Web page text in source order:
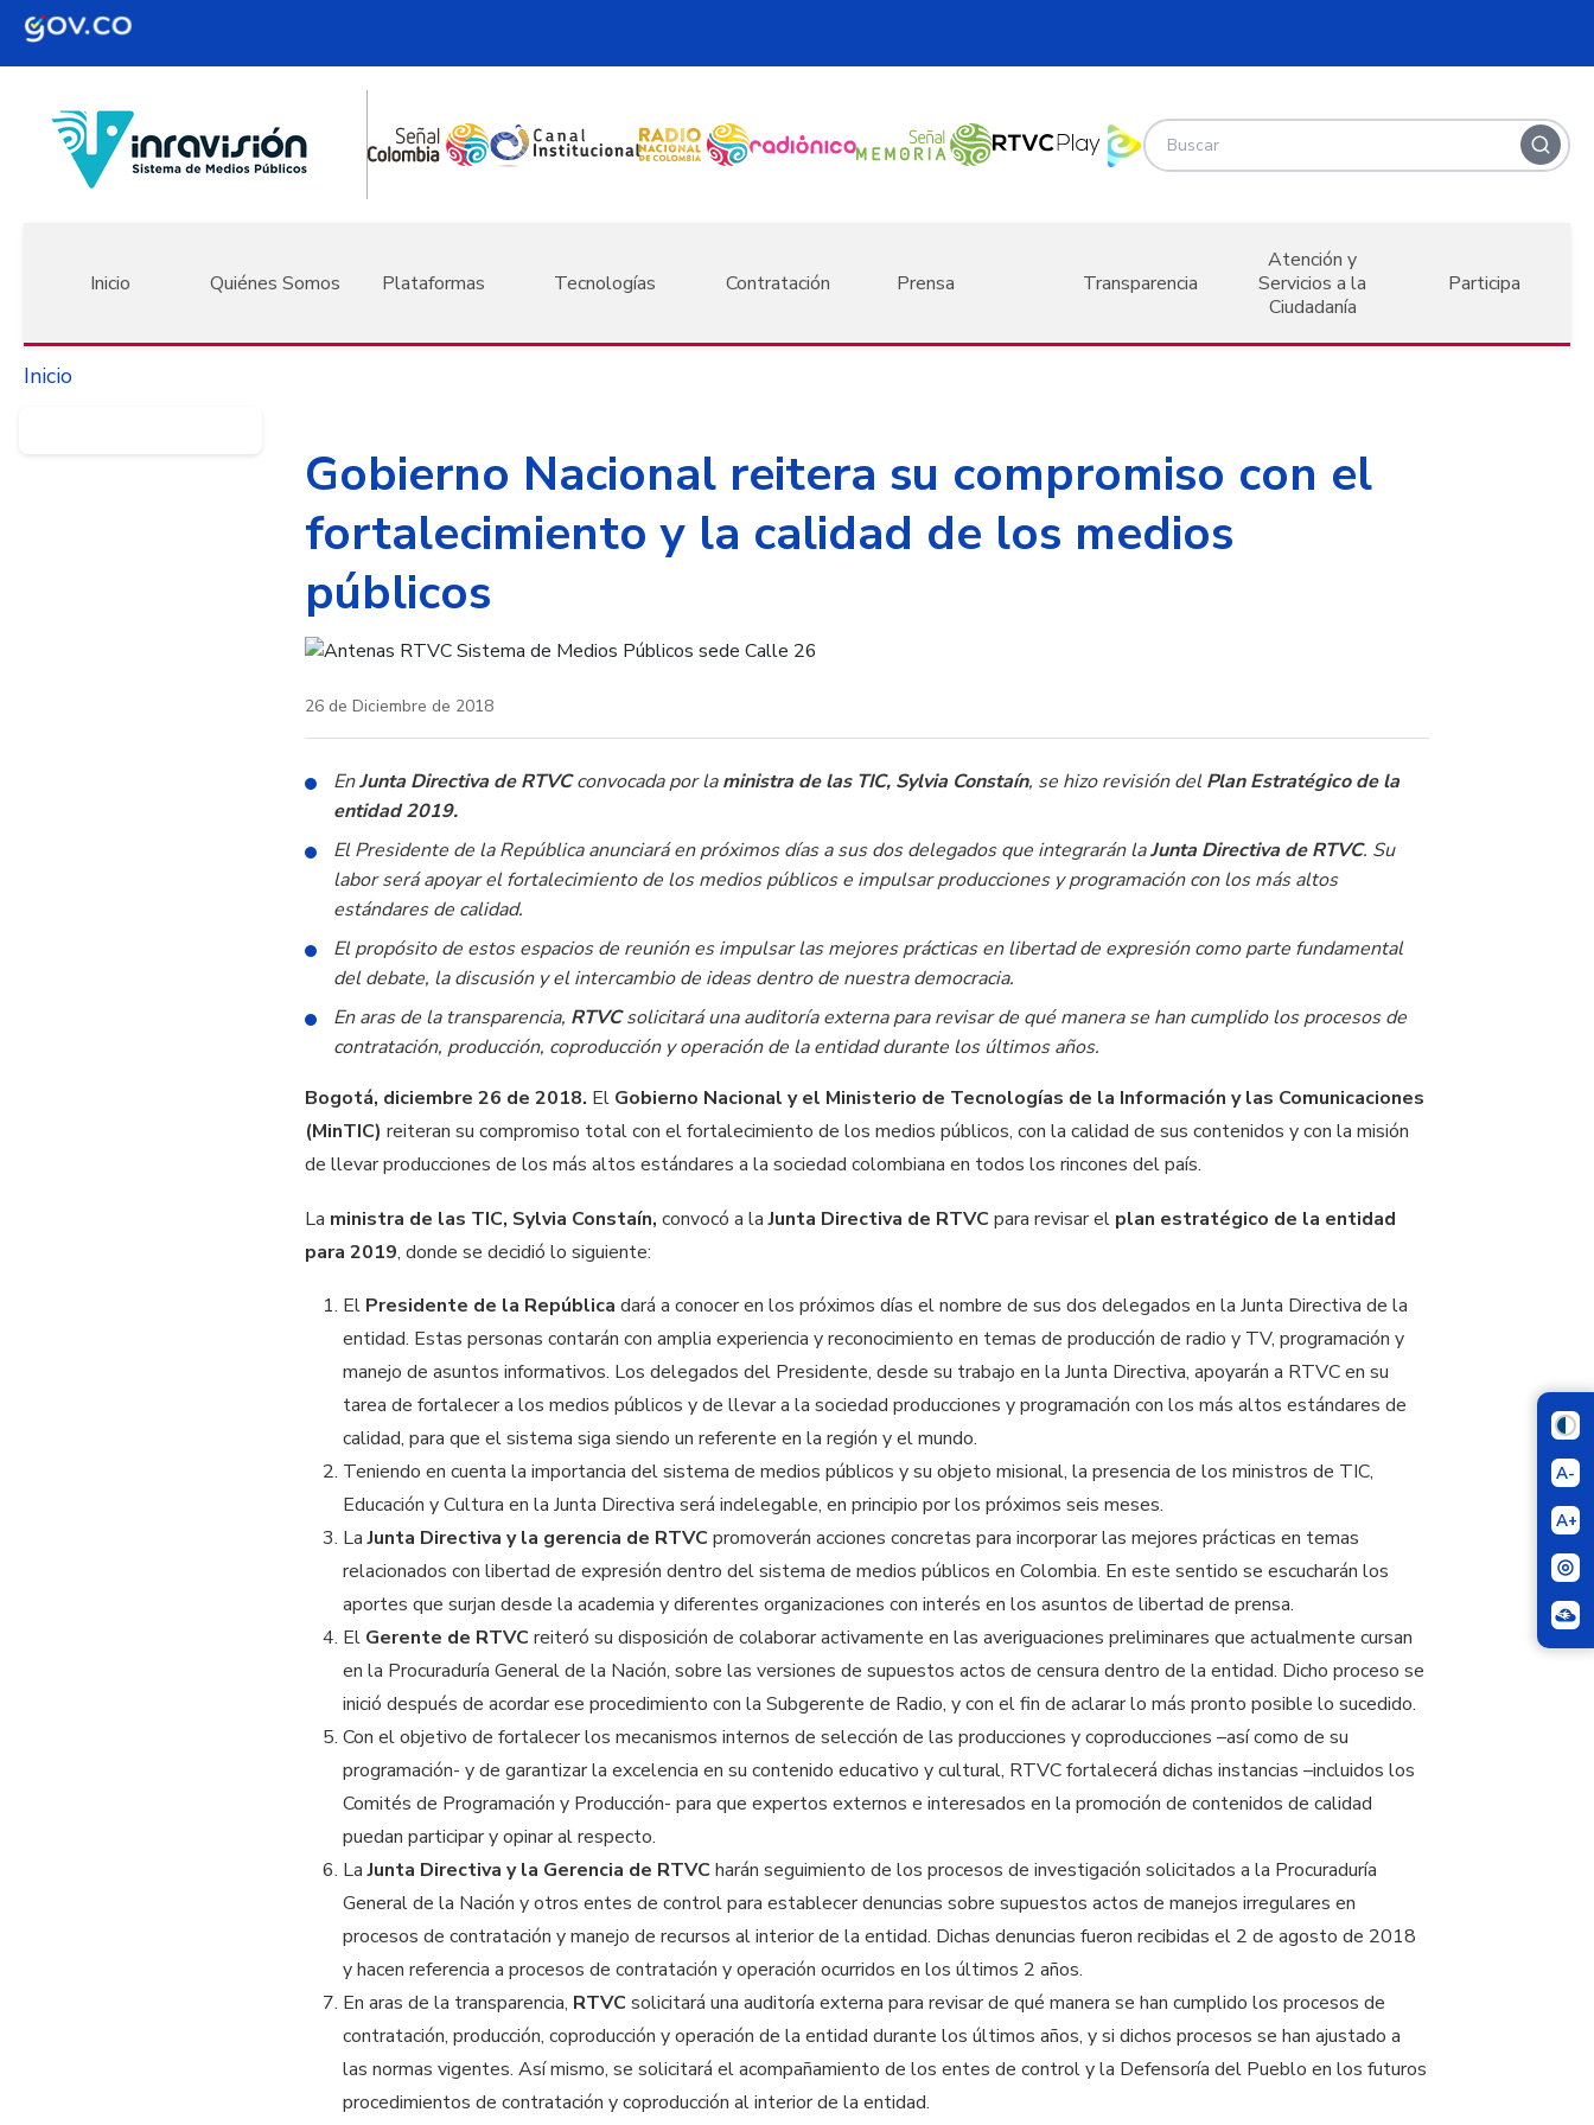
Pasar al contenido principal
Inicio Quiénes Somos Plataformas Tecnologías Contratación Prensa Transparencia
Atención y
Servicios a la
Ciudadanía
Participa
A-
A+
Inicio
Gobierno Nacional reitera su compromiso con el
fortalecimiento y la calidad de los medios
públicos
26 de Diciembre de 2018
EnJunta Directiva de RTVCconvocada por laministra de las TIC, Sylvia Constaín, se hizo revisión delPlan Estratégico de la
entidad 2019.
El Presidente de la República anunciará en próximos días a sus dos delegados que integrarán laJunta Directiva de RTVC. Su
labor será apoyar elfortalecimiento de los medios públicos e impulsar producciones y programación con los más altos
estándares de calidad.
El propósito de estos espacios de reunión es impulsar las mejores prácticas en libertad de expresión como parte fundamental
del debate, la discusión y el intercambio de ideas dentro de nuestra democracia.
En aras de la transparencia, RTVCsolicitará una auditoría externa para revisar de qué manera se han cumplido los procesos de
contratación, producción, coproducción y operación de la entidad durante los últimos años.
Bogotá, diciembre 26 de 2018. El Gobierno Nacional y el Ministerio de Tecnologías de la Información y las Comunicaciones
(MinTIC)reiteran su compromiso total con el fortalecimiento de los medios públicos, con la calidad de sus contenidos y con la misión
de llevar producciones de los más altos estándares a la sociedad colombiana en todos los rincones del país.
La ministra de las TIC, Sylvia Constaín, convocó a laJunta Directiva de RTVC para revisar el plan estratégico de la entidad
para 2019, donde se decidió lo siguiente:
El Presidente de la República dará a conocer en los próximos días el nombre de sus dos delegados en la Junta Directiva de la
entidad. Estas personas contarán con amplia experiencia y reconocimiento en temas de producción de radio y TV, programación y
manejo de asuntos informativos. Los delegados del Presidente, desde su trabajo en la Junta Directiva, apoyarán a RTVC en su
tarea de fortalecer a los medios públicos y de llevar a la sociedad producciones y programación con los más altos estándares de
calidad, para que el sistema siga siendo un referente en la región y el mundo.
Teniendo en cuenta la importancia del sistema de medios públicos y su objeto misional, la presencia de los ministros de TIC,
Educación y Cultura en la Junta Directiva será indelegable, en principio por los próximos seis meses.
LaJunta Directiva y la gerencia de RTVCpromoverán acciones concretas para incorporar las mejores prácticas en temas
relacionados con libertad de expresión dentro del sistema de medios públicos en Colombia. En este sentido se escucharán los
aportes que surjan desde la academia y diferentes organizaciones con interés en los asuntos de libertad de prensa.
El Gerente de RTVC reiteró su disposición de colaborar activamente en las averiguaciones preliminares que actualmente cursan
en la Procuraduría General de la Nación, sobre las versiones de supuestos actos de censura dentro de la entidad. Dicho proceso se
inició después de acordar ese procedimiento con la Subgerente de Radio, y con el fin de aclarar lo más pronto posible lo sucedido.
Con el objetivo de fortalecer los mecanismos internos de selección de las producciones y coproducciones –así como de su
programación- y de garantizar la excelencia en su contenido educativo y cultural, RTVC fortalecerá dichas instancias –incluidos los
Comités de Programación y Producción- para que expertos externos e interesados en la promoción de contenidos de calidad
puedan participar y opinar al respecto.
LaJunta Directiva y la Gerencia de RTVC harán seguimiento de los procesos de investigación solicitados a la Procuraduría
General de la Nación y otros entes de control para establecer denuncias sobre supuestos actos de manejos irregulares en
procesos de contratación y manejo de recursos al interior de la entidad. Dichas denuncias fueron recibidas el 2 de agosto de 2018
y hacen referencia a procesos de contratación y operación ocurridos en los últimos 2 años.
En aras de la transparencia, RTVC solicitará una auditoría externa para revisar de qué manera se han cumplido los procesos de
contratación, producción, coproducción y operación de la entidad durante los últimos años, y si dichos procesos se han ajustado a
las normas vigentes. Así mismo, se solicitará el acompañamiento de los entes de control y la Defensoría del Pueblo en los futuros
procedimientos de contratación y coproducción al interior de la entidad.